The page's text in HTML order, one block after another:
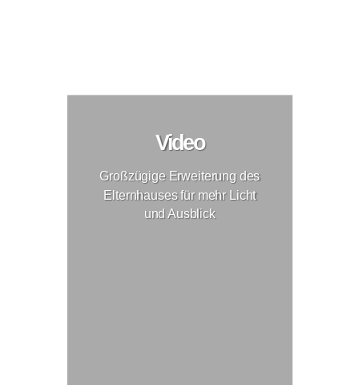
Video
Großzügige Erweiterung des
Elternhauses für mehr Licht
und Ausblick